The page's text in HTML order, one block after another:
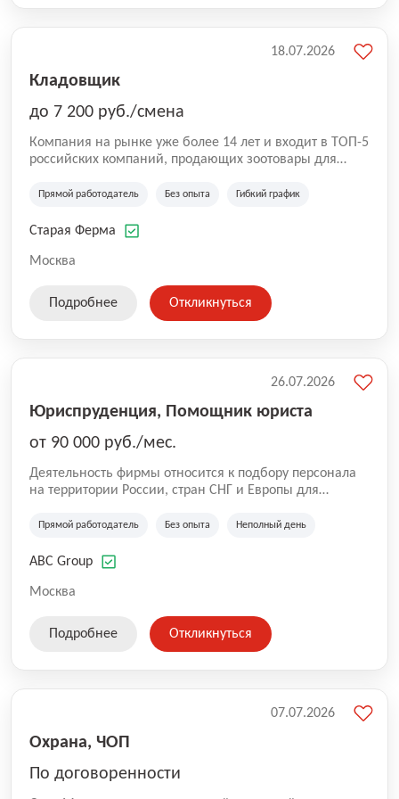
Кладовщик
до 7 200 руб./смена
Компания на рынке уже более 14 лет и входит в ТОП-5
российских компаний, продающих зоотовары для
компания владеет 5 розничными магазинами, а также
России (Wildberries, Ozon, Яндекс. Маркет и
на глобальной доставке товаров по всей территории
SKU, премиальные бренды кормов и собственные
Прямой работодатель Без опыта Гибкий график
Старая Ферма
Москва
18.07.2026
Подробнее Откликнуться
Юриспруденция, Помощник юриста
от 90 000 руб./мес.
Деятельность фирмы относится к подбору персонала
на территории России, стран СНГ и Европы для
культуре и развлечениям, информационным
Прямой работодатель Без опыта Неполный день
ABC Group
Москва
26.07.2026
Подробнее Откликнуться
Охрана, ЧОП
По договоренности
07.07.2026